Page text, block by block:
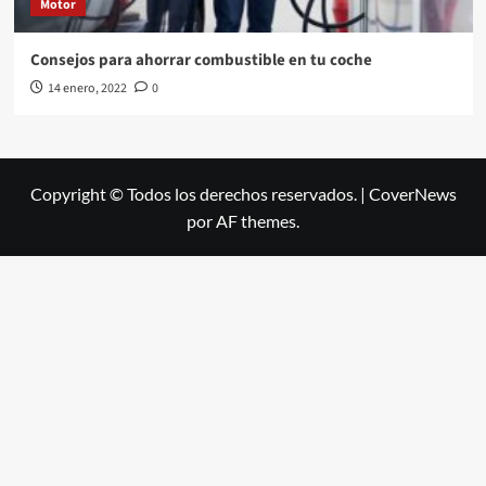
Motor
Consejos para ahorrar combustible en tu coche
14 enero, 2022 0
Copyright © Todos los derechos reservados. | CoverNews
por AF themes.